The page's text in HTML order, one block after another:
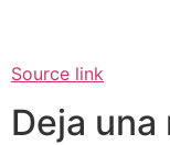
Source link
Deja